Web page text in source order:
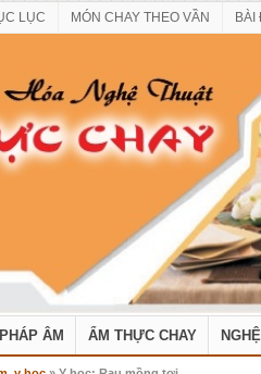
LỤC MÓN CHAY THEO VẦN BÀI
PHÁP ÂM ẨM THỰC CHAY